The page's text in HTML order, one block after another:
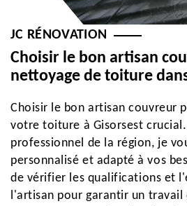
JC RÉNOVATION
Choisir le bon artisan
nettoyage de toiture
Choisir le bon artisan couvreur
votre toiture à Gisorsest
professionnel de la région, je
personnalisé et adapté à vos
de vérifier les qualifications et
l'artisan pour garantir un travail